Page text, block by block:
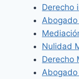
Derecho
Nulidad
Derecho